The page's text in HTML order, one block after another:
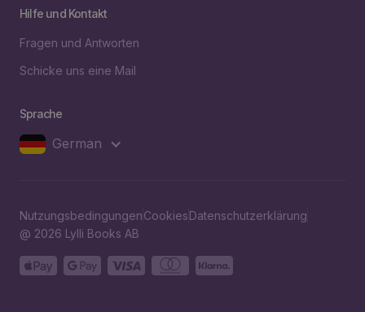
Hilfe und Kontakt
Fragen und Antworten
Schicke uns eine Mail
Sprache
German
NutzungsbedingungenCookiesDatenschutzerklärung
@ 2026 Lylli Books AB